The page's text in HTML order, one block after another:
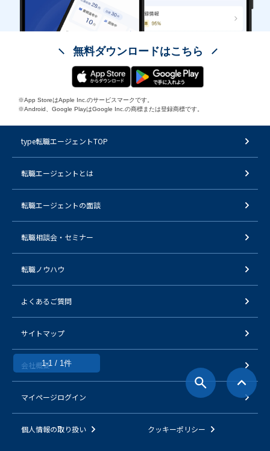
1-1 / 1件
無料ダウンロードはこちら
※App StoreはApple Inc.のサービスマークです。
※Android、Google PlayはGoogle Inc.の商標または登録商標です。
type転職エージェントTOP
転職エージェントとは
転職エージェントの面談
転職相談会・セミナー
転職ノウハウ
よくあるご質問
サイトマップ
会社概要
マイページログイン
個人情報の取り扱い クッキーポリシー